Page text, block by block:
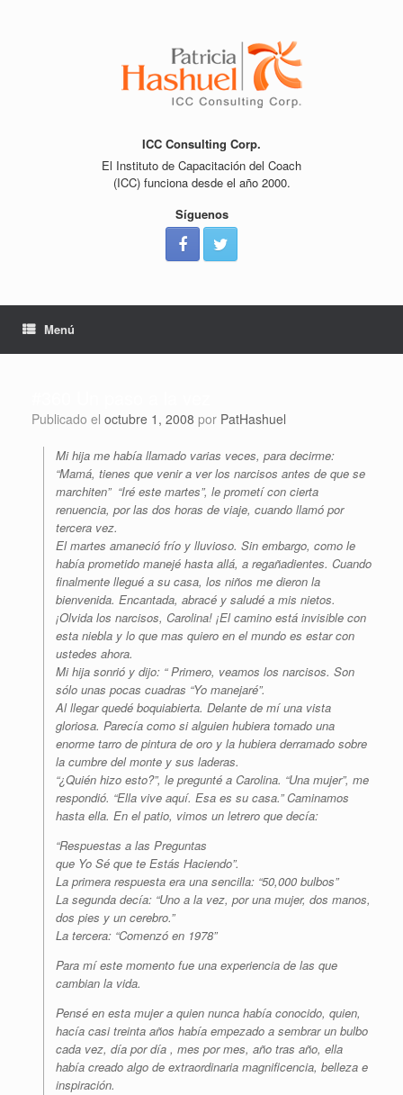
ICC Consulting Corp.
El Instituto de Capacitación del Coach
(ICC) funciona desde el año 2000.
Síguenos
Menú
Publicado el octubre 1, 2008 por PatHashuel
Mi hija me había llamado varias veces, para decirme:
“Mamá, tienes que venir a ver los narcisos antes de que se
marchiten” “Iré este martes”, le prometí con cierta
renuencia, por las dos horas de viaje, cuando llamó por
tercera vez.
El martes amaneció frío y lluvioso. Sin embargo, como le
había prometido manejé hasta allá, a regañadientes. Cuando
finalmente llegué a su casa, los niños me dieron la
bienvenida. Encantada, abracé y saludé a mis nietos.
¡Olvida los narcisos, Carolina! ¡El camino está invisible con
esta niebla y lo que mas quiero en el mundo es estar con
ustedes ahora.
Mi hija sonrió y dijo: “ Primero, veamos los narcisos. Son
sólo unas pocas cuadras “Yo manejaré”.
Al llegar quedé boquiabierta. Delante de mí una vista
gloriosa. Parecía como si alguien hubiera tomado una
enorme tarro de pintura de oro y la hubiera derramado sobre
la cumbre del monte y sus laderas.
“¿Quién hizo esto?”, le pregunté a Carolina. “Una mujer”, me
respondió. “Ella vive aquí. Esa es su casa.” Caminamos
hasta ella. En el patio, vimos un letrero que decía:
“Respuestas a las Preguntas
que Yo Sé que te Estás Haciendo”.
La primera respuesta era una sencilla: “50,000 bulbos”
La segunda decía: “Uno a la vez, por una mujer, dos manos,
dos pies y un cerebro.”
La tercera: “Comenzó en 1978”
Para mí este momento fue una experiencia de las que
cambian la vida.
Pensé en esta mujer a quien nunca había conocido, quien,
hacía casi treinta años había empezado a sembrar un bulbo
cada vez, día por día , mes por mes, año tras año, ella
había creado algo de extraordinaria magnificencia, belleza e
inspiración.